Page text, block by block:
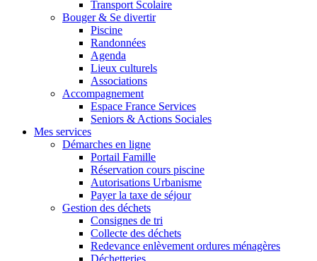
Transport Scolaire
Bouger & Se divertir
Piscine
Randonnées
Agenda
Lieux culturels
Associations
Accompagnement
Espace France Services
Seniors & Actions Sociales
Mes services
Démarches en ligne
Portail Famille
Réservation cours piscine
Autorisations Urbanisme
Payer la taxe de séjour
Gestion des déchets
Consignes de tri
Collecte des déchets
Redevance enlèvement ordures ménagères
Déchetteries